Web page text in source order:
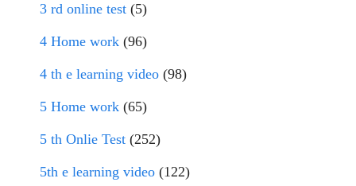
3 rd online test (5)
4 Home work (96)
4 th e learning video (98)
5 Home work (65)
5 th Onlie Test (252)
5th e learning video (122)